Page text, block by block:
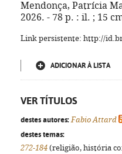
Mendonça, Patrícia
2026. - 78 p. : il. ; 15
Link persistente: http://
ADICIONAR À LISTA
VER TÍTULOS
destes autores: Fabio Attard
destes temas:
272-184 (religião, história